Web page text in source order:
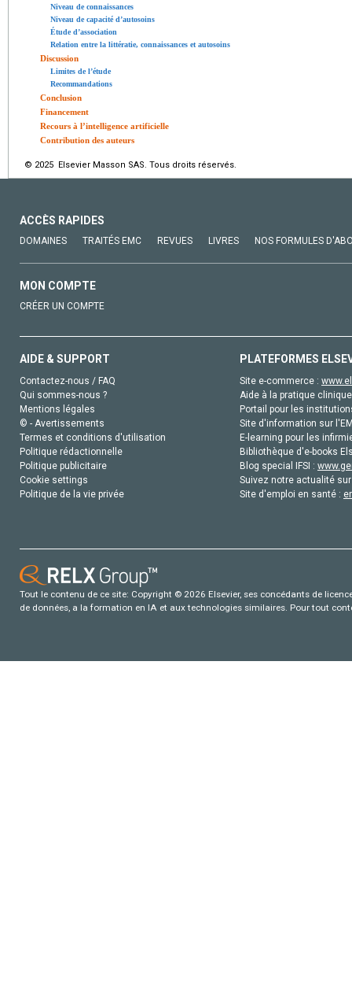
Niveau de connaissances
Niveau de capacité d’autosoins
Étude d’association
Relation entre la littératie, connaissances et autosoins
Discussion
Limites de l’étude
Recommandations
Conclusion
Financement
Recours à l’intelligence artificielle
Contribution des auteurs
© 2025 Elsevier Masson SAS. Tous droits réservés.
ACCÈS RAPIDES
DOMAINES TRAITÉS EMC REVUES LIVRES NOS FORMULES
MON COMPTE
CRÉER UN COMPTE
AIDE & SUPPORT
Contactez-nous / FAQ
Qui sommes-nous ?
Mentions légales
© - Avertissements
Termes et conditions d'utilisation
Politique rédactionnelle
Politique publicitaire
Cookie settings
Politique de la vie privée
PLATEFORMES
Site e-commerce :
Aide à la pratique
Portail pour les
Site d'information sur
E-learning pour les
Bibliothèque d'e-books
Blog special IFSI :
Suivez notre actualité
Site d'emploi en santé :
Tout le contenu de ce site: Copyright © 2026 Elsevier, ses concédants de
de données, a la formation en IA et aux technologies similaires. Pour tout